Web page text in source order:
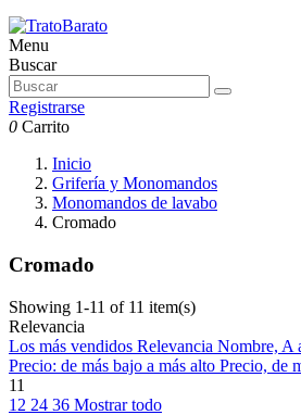
Menu
Buscar
Registrarse
0 Carrito
Inicio
Grifería y Monomandos
Monomandos de lavabo
Cromado
Cromado
Showing 1-11 of 11 item(s)
Relevancia
Los más vendidos Relevancia Nombre, A
Precio: de más bajo a más alto Precio, de
11
12 24 36 Mostrar todo